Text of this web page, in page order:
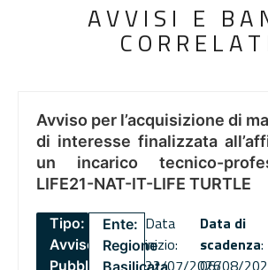
AVVISI E
Avviso per l’acquisizione di
di interesse finalizzata
un incarico tecnico-
LIFE21-NAT-IT-LIFE TURTLE
Tipo:
Avviso
Pubblico
Ente:
Regione
Data
inizio:
Data di
scadenza: